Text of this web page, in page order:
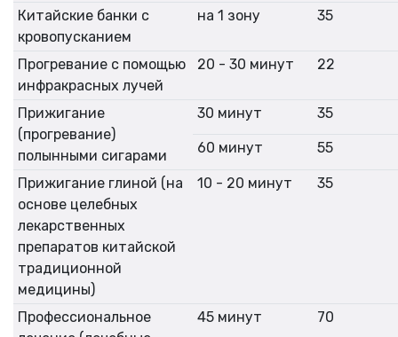
Китайские банки с
кровопусканием
на 1 зону 35
Прогревание с помощью
инфракрасных лучей
20 - 30 минут 22
Прижигание
(прогревание)
полынными сигарами
30 минут 35
60 минут 55
Прижигание глиной (на
основе целебных
лекарственных
препаратов китайской
традиционной
медицины)
10 - 20 минут 35
Профессиональное
45 минут 70